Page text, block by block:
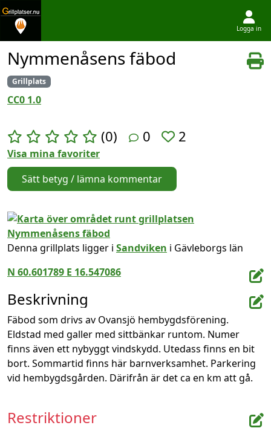
Hoppa till innehållet
Logga in
Nymmenåsens fäbod
Grillplats
CC0 1.0
(0) 0 2
Visa mina favoriter
Sätt betyg / lämna kommentar
Denna grillplats ligger i Sandviken i Gävleborgs län
N 60.601789 E 16.547086
Beskrivning
Fäbod som drivs av Ovansjö hembygdsförening.
Eldstad med galler med sittbänkar runtom. Numer
finns även ett nybyggt vindskydd. Utedass finns en bit
bort. Sommartid finns här barnverksamhet. Parkering
vid hembygdsgården. Därifrån är det ca en km att gå.
Restriktioner